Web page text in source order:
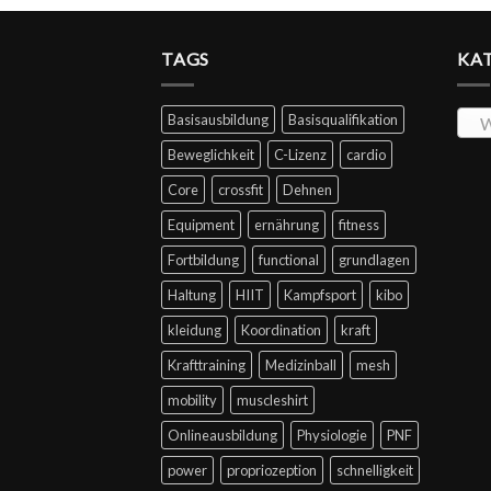
TAGS
Basisausbildung
Basisqualifikation
Beweglichkeit
C-Lizenz
cardio
Core
crossfit
Dehnen
Equipment
ernährung
fitness
Fortbildung
functional
grundlagen
Haltung
HIIT Kampfsport
kibo
kleidung
Koordination
kraft
Krafttraining
Medizinball
mesh
mobility
muscleshirt
Onlineausbildung
Physiologie
PNF
power
propriozeption schnelligkeit